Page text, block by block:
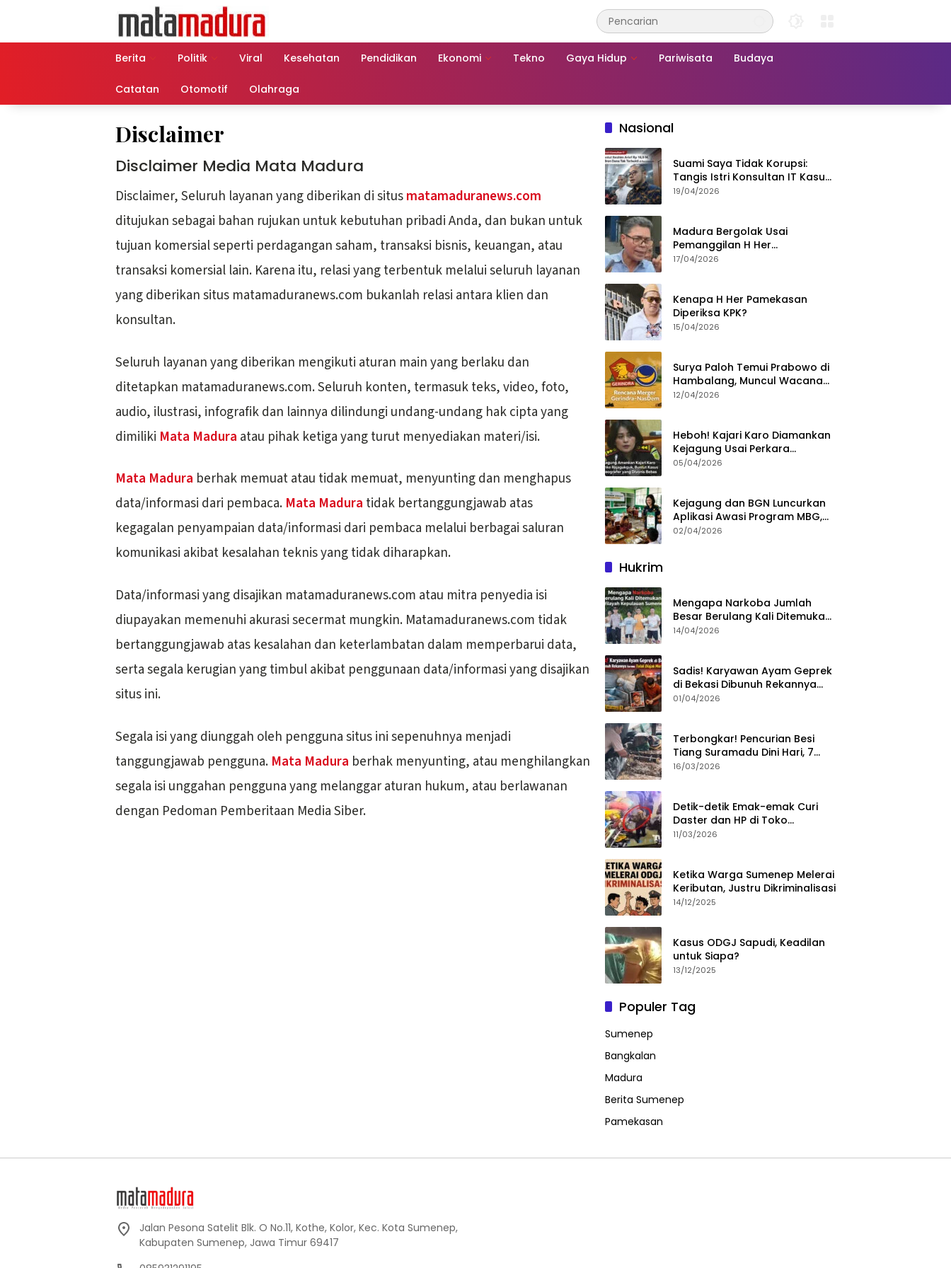
Berita
Politik Viral Kesehatan Pendidikan Ekonomi Tekno Gaya Hidup Pariwisata Budaya
Catatan Otomotif Olahraga
Disclaimer
Disclaimer Media Mata Madura
Disclaimer, Seluruh layanan yang diberikan di situsmatamaduranews.com
ditujukan sebagai bahan rujukan untuk kebutuhan pribadi Anda, dan bukan untuk
tujuan komersial seperti perdagangan saham, transaksi bisnis, keuangan, atau
transaksi komersial lain. Karena itu, relasi yang terbentuk melalui seluruh layanan
yang diberikan situs matamaduranews.com bukanlah relasi antara klien dan
konsultan.
Seluruh layanan yang diberikan mengikuti aturan main yang berlaku dan
ditetapkan matamaduranews.com. Seluruh konten, termasuk teks, video, foto,
audio, ilustrasi, infografik dan lainnya dilindungi undang-undang hak cipta yang
dimiliki Mata Madura atau pihak ketiga yang turut menyediakan materi/isi.
Mata Madura berhak memuat atau tidak memuat, menyunting dan menghapus
data/informasi dari pembaca. Mata Madura tidak bertanggungjawab atas
kegagalan penyampaian data/informasi dari pembaca melalui berbagai saluran
komunikasi akibat kesalahan teknis yang tidak diharapkan.
Data/informasi yang disajikan matamaduranews.com atau mitra penyedia isi
diupayakan memenuhi akurasi secermat mungkin. Matamaduranews.com tidak
bertanggungjawab atas kesalahan dan keterlambatan dalam memperbarui data,
serta segala kerugian yang timbul akibat penggunaan data/informasi yang disajikan
situs ini.
Segala isi yang diunggah oleh pengguna situs ini sepenuhnya menjadi
tanggungjawab pengguna. Mata Madura berhak menyunting, atau menghilangkan
segala isi unggahan pengguna yang melanggar aturan hukum, atau berlawanan
dengan Pedoman Pemberitaan Media Siber.
Nasional
Suami Saya Tidak Korupsi:
Tangis Istri Konsultan IT Kasus
Nadiem Dituntut 22,5 Tahun
19/04/2026
Madura Bergolak Usai
Pemanggilan H Her
Pamekasan, Faizal Assegaf
17/04/2026
Kenapa H Her Pamekasan
Diperiksa KPK?
15/04/2026
Surya Paloh Temui Prabowo di
Hambalang, Muncul Wacana
Penggabungan NasDem dan
12/04/2026
Heboh! Kajari Karo Diamankan
Kejagung Usai Perkara
Videografer Divonis Bebas
05/04/2026
Kejagung dan BGN Luncurkan
Aplikasi Awasi Program MBG,
Begini Cara Lapornya
02/04/2026
Hukrim
Mengapa Narkoba Jumlah
Besar Berulang Kali Ditemukan
di Wilayah Kepulauan
14/04/2026
Sadis! Karyawan Ayam Geprek
di Bekasi Dibunuh Rekannya
karena Tolak Diajak Merampok
01/04/2026
Terbongkar! Pencurian Besi
Tiang Suramadu Dini Hari, 7
ABK Ditangkap Polisi
16/03/2026
Detik-detik Emak-emak Curi
Daster dan HP di Toko
Sumenep, Aksi Terekam CCTV
11/03/2026
Ketika Warga Sumenep Melerai
Keributan, Justru Dikriminalisasi
14/12/2025
Kasus ODGJ Sapudi, Keadilan
untuk Siapa?
13/12/2025
Populer Tag
Sumenep
Bangkalan
Madura
Berita Sumenep
Pamekasan
Jalan Pesona Satelit Blk. O No.11, Kothe, Kolor, Kec. Kota Sumenep,
Kabupaten Sumenep, Jawa Timur 69417